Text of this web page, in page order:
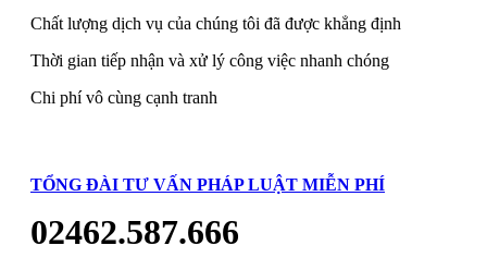
Chất lượng dịch vụ của chúng tôi đã được khẳng định
Thời gian tiếp nhận và xử lý công việc nhanh chóng
Chi phí vô cùng cạnh tranh
TỔNG ĐÀI TƯ VẤN PHÁP LUẬT MIỄN PHÍ
02462.587.666